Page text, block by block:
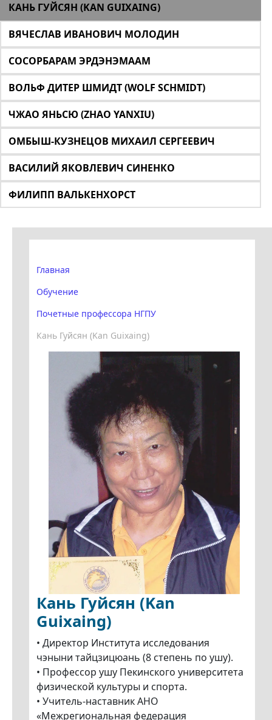
КАНЬ ГУЙСЯН (KAN GUIXAING)
ВЯЧЕСЛАВ ИВАНОВИЧ МОЛОДИН
СОСОРБАРАМ ЭРДЭНЭМААМ
ВОЛЬФ ДИТЕР ШМИДТ (WOLF SCHMIDT)
ЧЖАО ЯНЬСЮ (ZHAO YANXIU)
ОМБЫШ-КУЗНЕЦОВ МИХАИЛ СЕРГЕЕВИЧ
ВАСИЛИЙ ЯКОВЛЕВИЧ СИНЕНКО
ФИЛИПП ВАЛЬКЕНХОРСТ
Главная
Обучение
Почетные профессора НГПУ
Кань Гуйсян (Kan Guixaing)
Кань Гуйсян (Kan
Guixaing)
• Директор Института исследования
чэныни тайцзицюань (8 степень по ушу).
• Профессор ушу Пекинского университета
физической культуры и спорта.
• Учитель-наставник АНО
«Межрегиональная федерация